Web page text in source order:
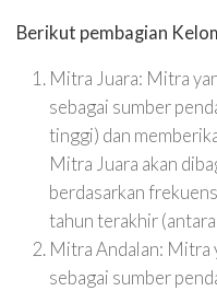
Berikut pembagian
Mitra Juara: Mitra
sebagai sumber
tinggi) dan
Mitra Juara akan
berdasarkan
tahun terakhir
Mitra Andalan: Mitra
sebagai sumber